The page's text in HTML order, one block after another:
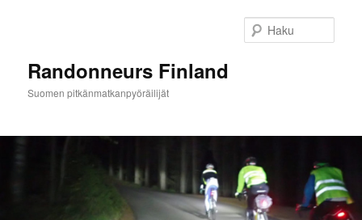
Randonneurs Finland
Suomen pitkänmatkanpyöräilijät